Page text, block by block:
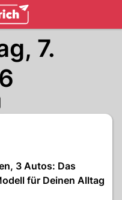
7.
3 Autos: Das
für Deinen Alltag